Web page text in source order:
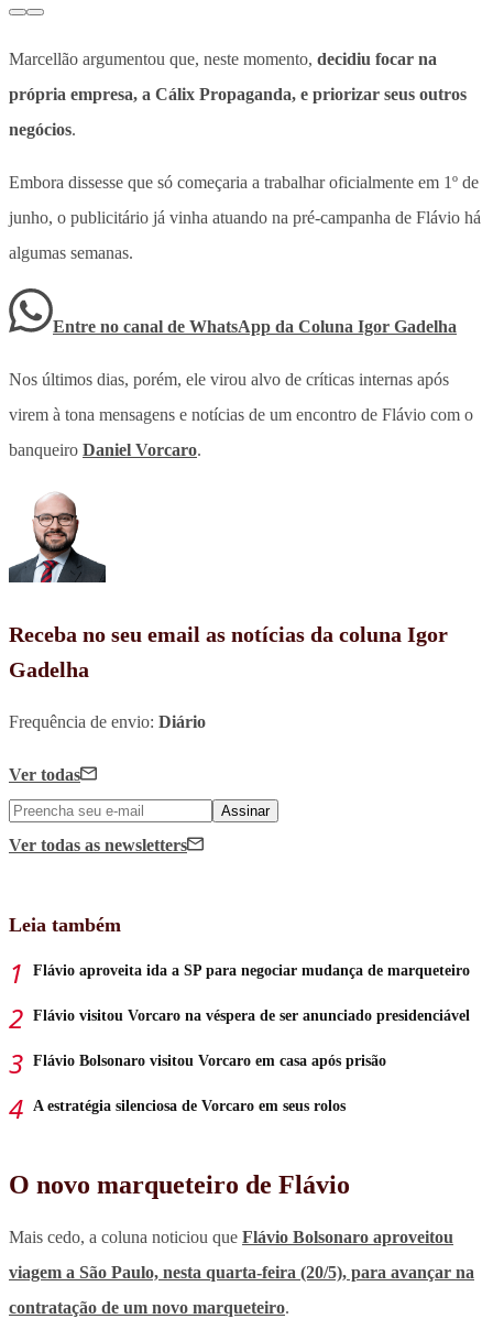
Marcellão argumentou que, neste momento, decidiu focar na
própria empresa, a Cálix Propaganda, e priorizar seus outros
negócios.
Embora dissesse que só começaria a trabalhar oficialmente em 1º de
junho, o publicitário já vinha atuando na pré-campanha de Flávio há
algumas semanas.
Entre no canal de WhatsApp da Coluna Igor Gadelha
Nos últimos dias, porém, ele virou alvo de críticas internas após
virem à tona mensagens e notícias de um encontro de Flávio com o
banqueiro Daniel Vorcaro.
Receba no seu email as notícias da coluna Igor
Gadelha
Frequência de envio: Diário
Ver todas
Assinar
Ver todas as newsletters
Leia também
Flávio aproveita ida a SP para negociar mudança de marqueteiro
Flávio visitou Vorcaro na véspera de ser anunciado presidenciável
Flávio Bolsonaro visitou Vorcaro em casa após prisão
A estratégia silenciosa de Vorcaro em seus rolos
O novo marqueteiro de Flávio
Mais cedo, a coluna noticiou que Flávio Bolsonaro aproveitou
viagem a São Paulo, nesta quarta-feira (20/5), para avançar na
contratação de um novo marqueteiro.